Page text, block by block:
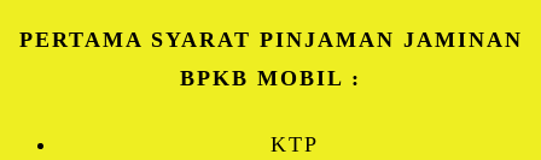
PERTAMA SYARAT PINJAMAN JAMINAN
BPKB MOBIL :
KTP